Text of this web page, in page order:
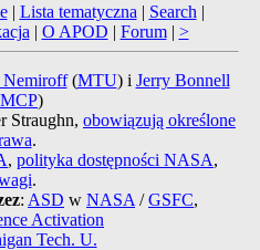
| Lista tematyczna | Search |
| O APOD | Forum| >
Nemiroff(MTU) i Jerry Bonnell
)
Straughn, obowiązują określone
.
, polityka dostępności NASA,
.
: ASD w NASA /GSFC,
Activation
Tech. U.